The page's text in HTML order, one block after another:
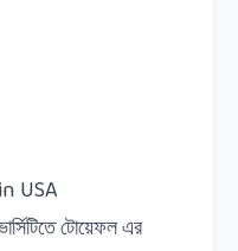
USA
টোয়েফল এর